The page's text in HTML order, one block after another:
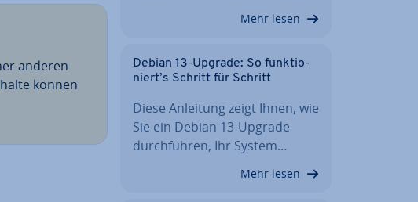
anderen
können
Mehr lesen
Debian 13-Upgrade: So funk­tio­
niert’s Schritt für Schritt
Diese Anleitung zeigt Ihnen, wie
Sie ein Debian 13-Upgrade
durch­füh­ren, Ihr System…
Mehr lesen